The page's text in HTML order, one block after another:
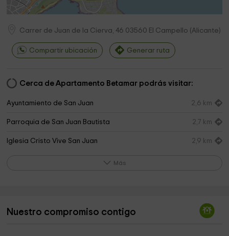
Carrer de Juan de la Cierva, 46 03560 El Campello (Alicante)
Compartir ubicación Generar ruta
Cerca de Apartamento Betamar podrás visitar:
Ayuntamiento de San Juan 2,6 km
Parroquia de San Juan Bautista 2,7 km
Iglesia Cristo Vive San Juan 2,9 km
Ayuntamiento de Mutxamel 4,1 km
Más
Nuestro compromiso contigo